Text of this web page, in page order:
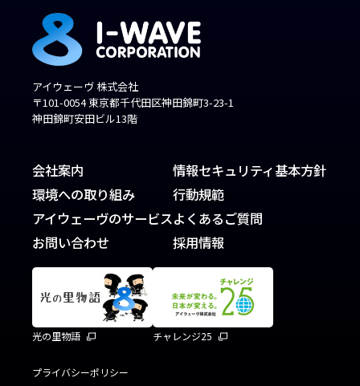
アイウェーヴ 株式会社
〒101-0054 東京都千代田区神田錦町3-23-1
神田錦町安田ビル13階
会社案内
環境への取り組み
アイウェーヴのサービス
お問い合わせ
情報セキュリティ基本方針
行動規範
よくあるご質問
採用情報
光の里物語 チャレンジ25
プライバシーポリシー